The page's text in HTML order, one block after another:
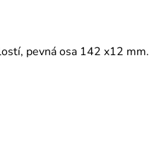
pevná osa 142 x12 mm.